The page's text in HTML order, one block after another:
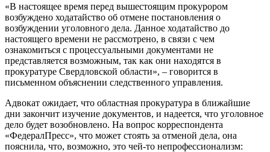
«В настоящее время перед вышестоящим прокурором
возбуждено ходатайство об отмене постановления о
возбуждении уголовного дела. Данное ходатайство до
настоящего времени не рассмотрено, в связи с чем
ознакомиться с процессуальными документами не
представляется возможным, так как они находятся в
прокуратуре Свердловской области», – говорится в
письменном объяснении следственного управления.
Адвокат ожидает, что областная прокуратура в ближайшие
дни закончит изучение документов, и надеется, что уголовное
дело будет возобновлено. На вопрос корреспондента
«ФедералПресс», что может стоять за отменой дела, она
пояснила, что, возможно, это чей-то непрофессионализм: